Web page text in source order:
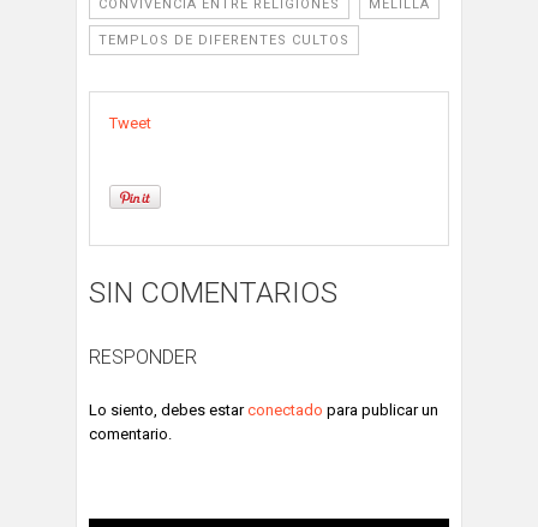
CONVIVENCIA ENTRE RELIGIONES MELILLA
TEMPLOS DE DIFERENTES CULTOS
Tweet
SIN COMENTARIOS
RESPONDER
Lo siento, debes estarconectado para publicar un
comentario.